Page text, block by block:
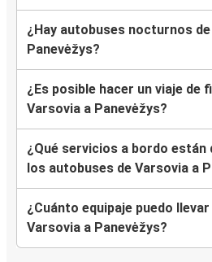
¿Hay autobuses nocturnos
Panevėžys?
¿Es posible hacer un viaje de
Varsovia a Panevėžys?
¿Qué servicios a bordo están
los autobuses de Varsovia a
¿Cuánto equipaje puedo
Varsovia a Panevėžys?